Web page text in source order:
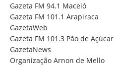
Gazeta FM 94.1 Maceió
Gazeta FM 101.1 Arapiraca
GazetaWeb
Gazeta FM 101.3 Pão de Açúcar
GazetaNews
Organização Arnon de Mello